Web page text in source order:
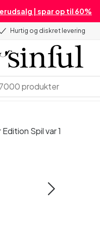
| spar op til 60%
Hurtig og diskret levering